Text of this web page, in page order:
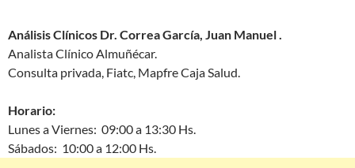
Análisis Clínicos Dr. Correa García, Juan Manuel .
Analista Clínico Almuñécar.
Consulta privada, Fiatc, Mapfre Caja Salud.
Horario:
Lunes a Viernes: 09:00 a 13:30 Hs.
Sábados: 10:00 a 12:00 Hs.